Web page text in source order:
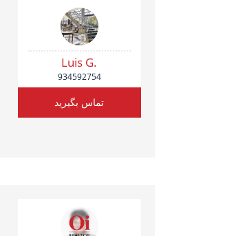
Luis G.
934592754
تماس بگیرید